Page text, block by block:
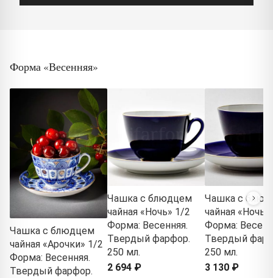
Форма «Весенняя»
Чашка с блюдцем
чайная «Арочки» 1/2
Форма: Весенняя.
Твердый фарфор.
Чашка с блюдцем
чайная «Ночь» 1/2
Форма: Весенняя.
Твердый фарфор.
250 мл.
2 694 ₽
Чашка с
чайная
Форма:
Твердый
250 мл.
3 130 ₽